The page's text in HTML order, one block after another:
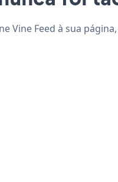
Vine Feed à sua